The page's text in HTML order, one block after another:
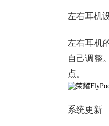
左右耳机
左右耳机
自己调整
点。
系统更新